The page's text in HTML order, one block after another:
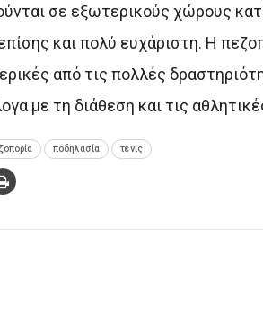
σε εξωτερικούς χώρους
και πολύ ευχάριστη. Η
από τις πολλές
με τη διάθεση και τις
ποδηλασία τένις